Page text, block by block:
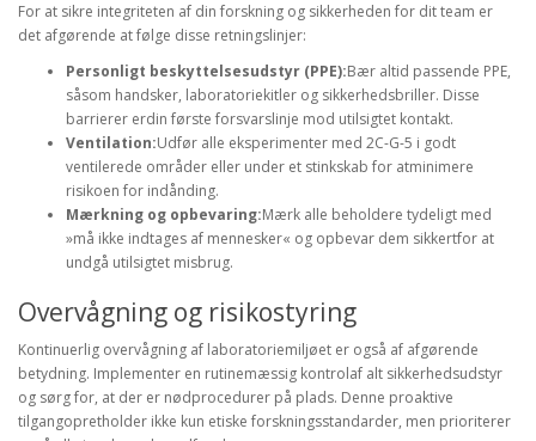
For at sikre integriteten af din forskning og sikkerheden for dit team er
det afgørende at følge disse retningslinjer:
Personligt beskyttelsesudstyr (PPE):Bær altid passende PPE,
såsom handsker, laboratoriekitler og sikkerhedsbriller. Disse
barrierer erdin første forsvarslinje mod utilsigtet kontakt.
Ventilation:Udfør alle eksperimenter med 2C-G-5 i godt
ventilerede områder eller under et stinkskab for atminimere
risikoen for indånding.
Mærkning og opbevaring:Mærk alle beholdere tydeligt med
»må ikke indtages af mennesker« og opbevar dem sikkertfor at
undgå utilsigtet misbrug.
Overvågning og risikostyring
Kontinuerlig overvågning af laboratoriemiljøet er også af afgørende
betydning. Implementer en rutinemæssig kontrolaf alt sikkerhedsudstyr
og sørg for, at der er nødprocedurer på plads. Denne proaktive
tilgangopretholder ikke kun etiske forskningsstandarder, men prioriterer